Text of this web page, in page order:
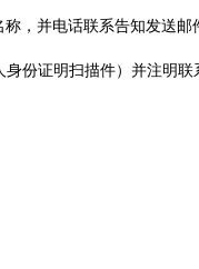
称，并电话联系告知发送邮
身份证明扫描件） 并注明联